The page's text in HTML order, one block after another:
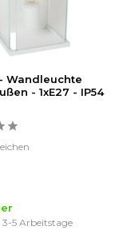
- Wandleuchte
- 1xE27 - IP54
3-5 Arbeitstage